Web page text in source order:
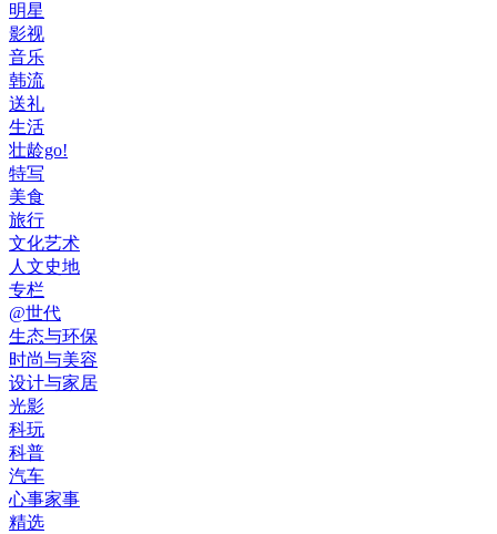
明星
影视
音乐
韩流
送礼
生活
壮龄go!
特写
美食
旅行
文化艺术
人文史地
专栏
@世代
生态与环保
时尚与美容
设计与家居
光影
科玩
科普
汽车
心事家事
精选